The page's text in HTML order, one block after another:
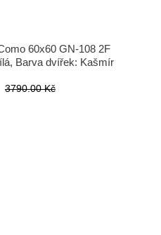
60x60 GN-108 2F
Barva dvířek: Kašmír
3790.00 Kč